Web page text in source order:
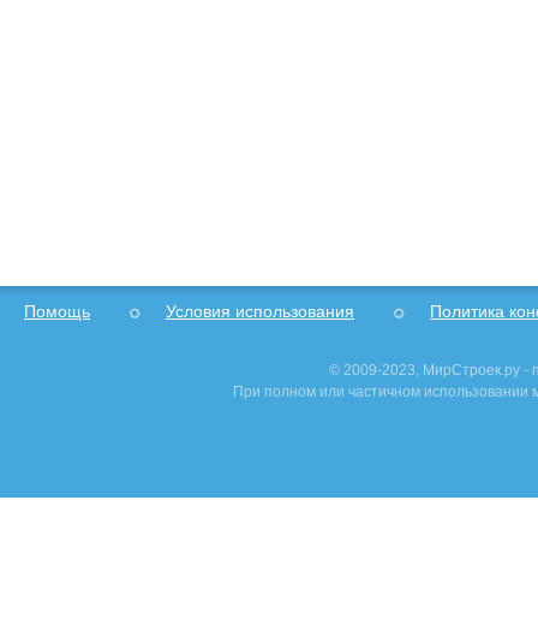
Помощь Условия использования Политика
© 2009-2023, МирСтроек.ру -
При полном или частичном использовании